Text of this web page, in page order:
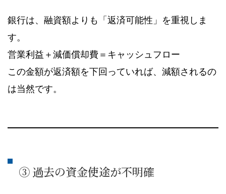
銀行は、融資額よりも「返済可能性」を重視しま
す。
営業利益＋減価償却費＝キャッシュフロー
この金額が返済額を下回っていれば、減額されるの
は当然です。
③ 過去の資金使途が不明確